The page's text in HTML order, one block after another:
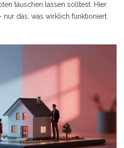
täuschen lassen solltest. Hier
das, was wirklich funktioniert.